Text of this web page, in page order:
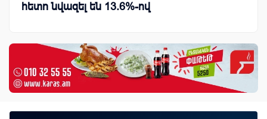
հետո նվազել են 13.6%-ով